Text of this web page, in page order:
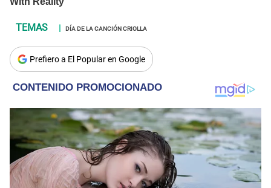
DÍA DE LA CANCIÓN CRIOLLA
Prefiero a El Popular en Google